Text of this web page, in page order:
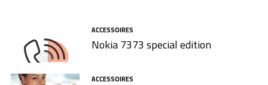
ACCESSOIRES
Nokia 7373 special edition
ACCESSOIRES